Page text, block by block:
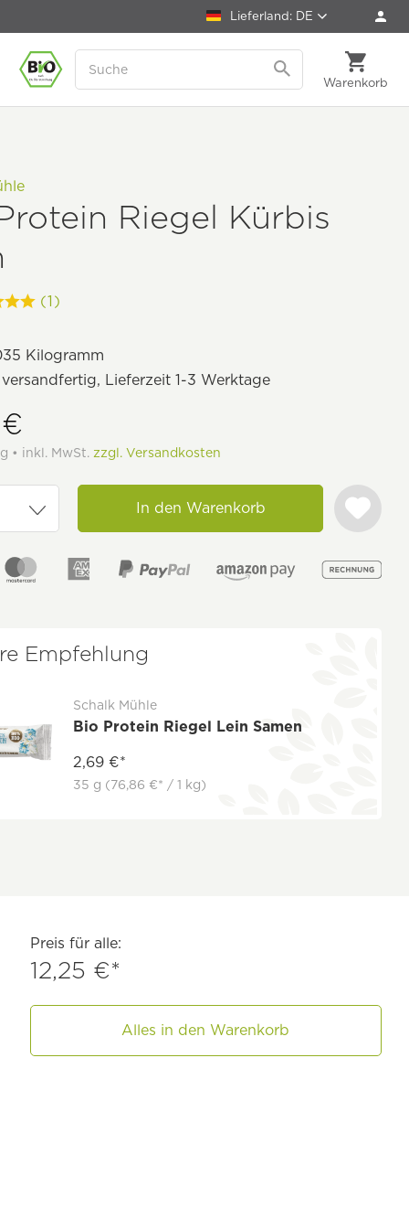
Lieferland: DE
Warenkorb
Riegel Kürbis
(1)
Kilogramm
Lieferzeit 1-3 Werktage
• inkl. MwSt. zzgl. Versandkosten
In den Warenkorb
Empfehlung
Schalk Mühle
Bio Protein Riegel Lein Samen
2,69 €*
35 g (76,86 €* / 1 kg)
Preis für alle:
12,25 €*
Alles in den Warenkorb